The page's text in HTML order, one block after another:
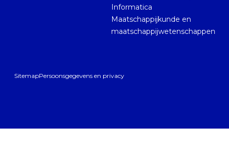
Informatica
Maatschappijkunde en
maatschappijwetenschappen
SitemapPersoonsgegevens en privacy